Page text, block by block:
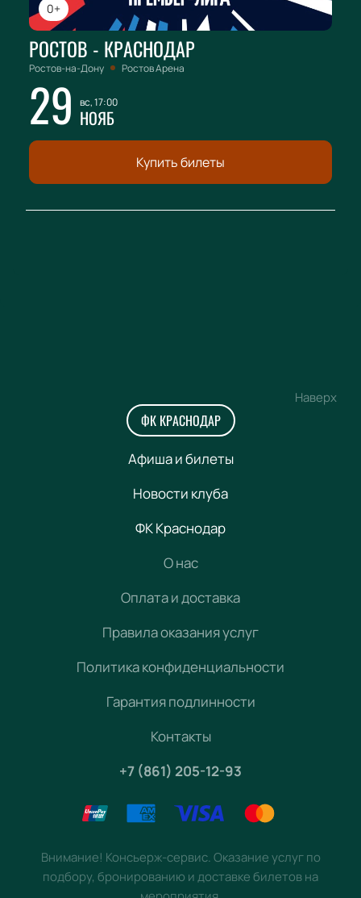
0+
РОСТОВ - КРАСНОДАР
Ростов-на-Дону Ростов Арена
29 вс, 17:00
НОЯБ
Купить билеты
Наверх
ФК КРАСНОДАР
Афиша и билеты
Новости клуба
ФК Краснодар
О нас
Оплата и доставка
Правила оказания услуг
Политика конфиденциальности
Гарантия подлинности
Контакты
+7 (861) 205-12-93
Внимание! Консьерж-сервис. Оказание услуг по
подбору, бронированию и доставке билетов на